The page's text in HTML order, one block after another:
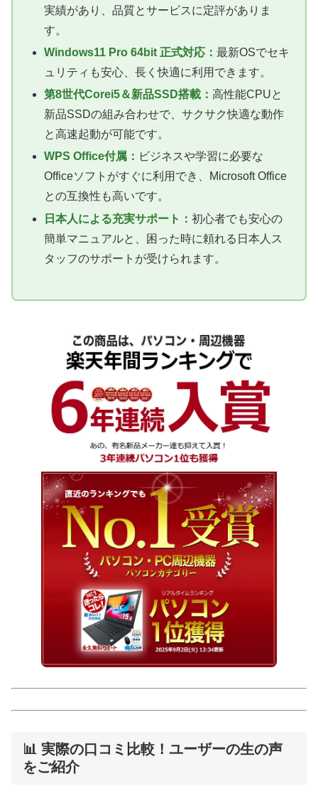
実績があり、品質とサービスに定評がありま
す。
Windows11 Pro 64bit 正式対応：最新OSでセキ
ュリティも安心、長く快適に利用できます。
第8世代Corei5＆新品SSD搭載：高性能CPUと
新品SSDの組み合わせで、サクサク快適な動作
と高速起動が可能です。
WPS Office付属： ビジネスや学習に必要な
Officeソフトがすぐに利用でき、Microsoft Office
との互換性も高いです。
日本人による充実サポート：初心者でも安心の
簡単マニュアルと、困った時に頼れる日本人ス
タッフのサポートが受けられます。
📊 実際の口コミ比較！ユーザーの生の声
をご紹介